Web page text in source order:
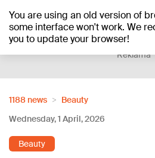
You are using an old version of
some interface won't work. We
you to update your browser!
+19°C
Reklāma
1188 news
Beauty
Wednesday, 1 April, 2026
Beauty